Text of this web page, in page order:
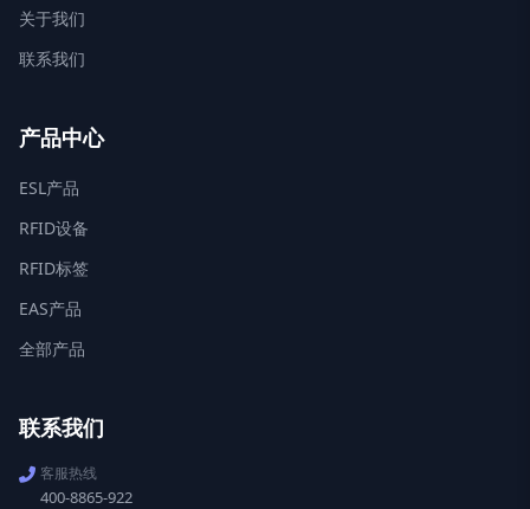
关于我们
联系我们
产品中心
ESL产品
RFID设备
RFID标签
EAS产品
全部产品
联系我们
客服热线
400-8865-922